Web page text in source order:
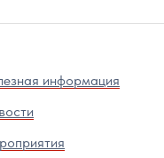
информация